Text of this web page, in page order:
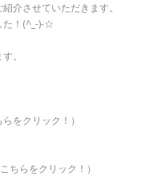
介させていただきます。
た！(^_-)-☆
。
らをクリック！）
こちらをクリック！）